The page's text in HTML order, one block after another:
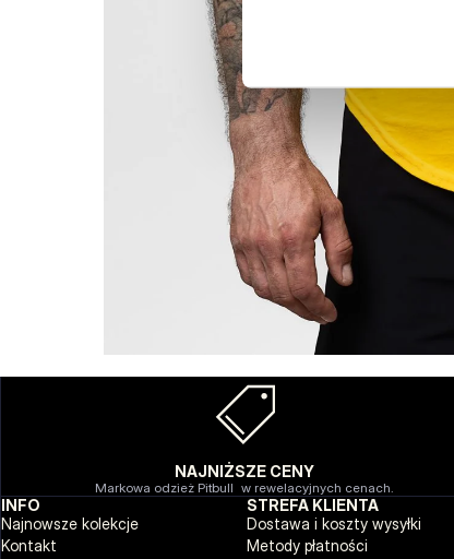
NAJNIŻSZE CENY
Markowa odzież Pitbull w rewelacyjnych cenach.
INFO
Najnowsze kolekcje
Kontakt
STREFA KLIENTA
Dostawa i koszty wysyłki
Metody płatności